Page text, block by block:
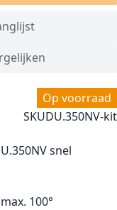
Op voorraad
SKUDU.350NV-kit
snel
100°